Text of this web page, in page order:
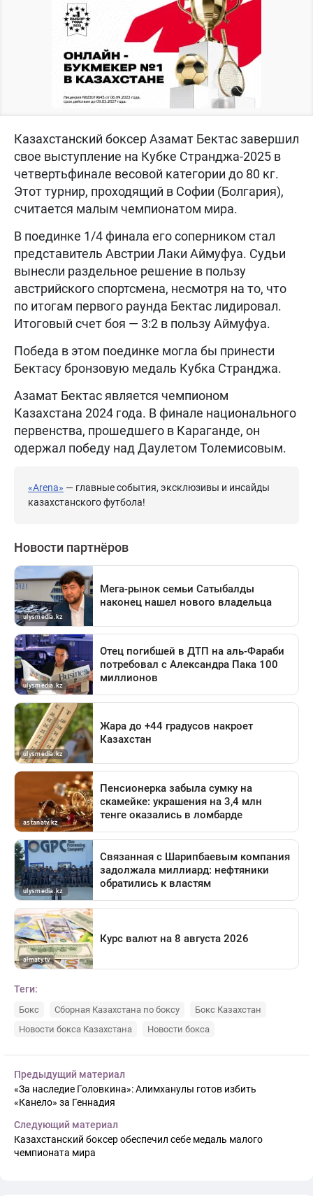
Казахстанский боксер Азамат Бектас завершил
свое выступление на Кубке Странджа-2025 в
четвертьфинале весовой категории до 80 кг.
Этот турнир, проходящий в Софии (Болгария),
считается малым чемпионатом мира.
В поединке 1/4 финала его соперником стал
представитель Австрии Лаки Аймуфуа. Судьи
вынесли раздельное решение в пользу
австрийского спортсмена, несмотря на то, что
по итогам первого раунда Бектас лидировал.
Итоговый счет боя — 3:2 в пользу Аймуфуа.
Победа в этом поединке могла бы принести
Бектасу бронзовую медаль Кубка Странджа.
Азамат Бектас является чемпионом
Казахстана 2024 года. В финале национального
первенства, прошедшего в Караганде, он
одержал победу над Даулетом Толемисовым.
«Arena» — главные события, эксклюзивы и инсайды
казахстанского футбола!
Теги:
Бокс Сборная Казахстана по боксу
Бокс Казахстан
Новости бокса Казахстана
Новости бокса
Предыдущий материал
«За наследие Головкина»: Алимханулы готов избить
«Канело» за Геннадия
Следующий материал
Казахстанский боксер обеспечил себе медаль малого
чемпионата мира